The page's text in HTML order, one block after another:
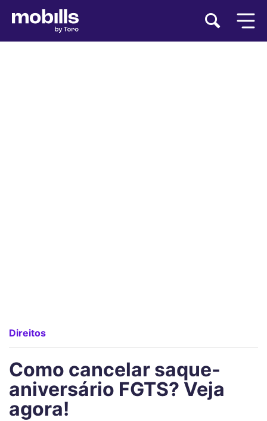
Direitos
Como cancelar saque-
aniversário FGTS? Veja
agora!